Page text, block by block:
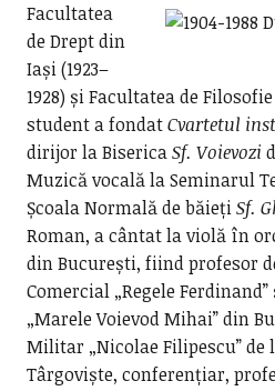
Facultatea
de Drept din
Iași (1923–
1928) și Facultatea de Filosofie
student a fondatCvartetul
dirijor la BisericaSf. Voievozi
Muzică vocală la Seminarul
Școala Normală de băiețiSf.
Roman, a cântat la violă în
din București, fiind profesor
Comercial „Regele
„Marele Voievod Mihai” din
Militar „Nicolae Filipescu” de
Târgoviște, conferențiar,